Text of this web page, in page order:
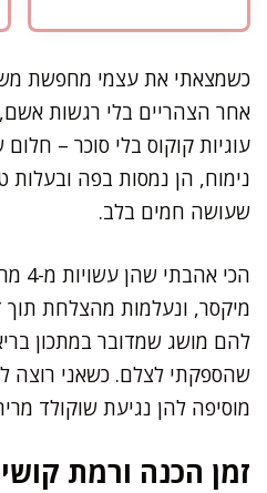
כשמצאתי את עצמי מחפשת
אחר הצהריים בלי רגשות
עוגיות קוקוס בלי סוכר –
נימוח, הן נמסות בפה
שעושה חמים בלב.
הכי
מיקסר, ונעלמות מהצלחת תוך
להם מושג שמדובר במתכון
שהספקתי לצלם. כשאני רוצה
מוסיפה להן נגיעת שוקולד
זמן הכנה ורמת קושי